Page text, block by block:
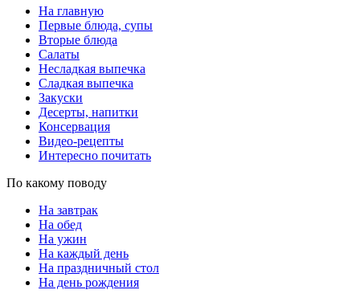
На главную
Первые блюда, супы
Вторые блюда
Салаты
Несладкая выпечка
Сладкая выпечка
Закуски
Десерты, напитки
Консервация
Видео-рецепты
Интересно почитать
По какому поводу
На завтрак
На обед
На ужин
На каждый день
На праздничный стол
На день рождения